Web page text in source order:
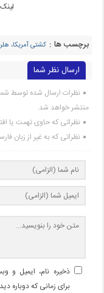
برچسب ها : کشتی آمریکا،
ارسال نظر شما
نظرات ارسال شده توسط
منتشر خواهد شد.
نظراتی که حاوی تهمت یا
نظراتی که به غیر از زبان
ذخیره نام، ایمیل و
برای زمانی که دوباره